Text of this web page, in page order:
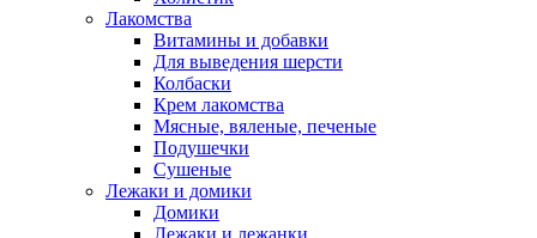
Лакомства
Витамины и добавки
Для выведения шерсти
Колбаски
Крем лакомства
Мясные, вяленые, печеные
Подушечки
Сушеные
Лежаки и домики
Домики
Лежаки и лежанки